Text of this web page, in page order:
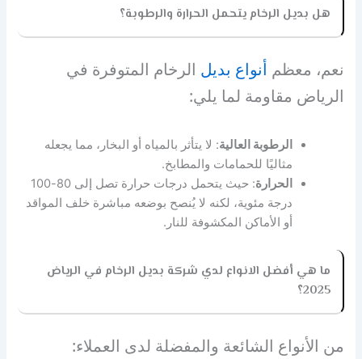
هل بديل الرخام يتحمل الحرارة والرطوبة؟
نعم، معظم أنواع بديل الرخام المتوفرة في
الرياض مقاومة لما يلي:
الرطوبة العالية: لا يتأثر بالمياه أو البخار، مما يجعله
مثاليًا للحمامات والمطابخ.
الحرارة
: حيث يتحمل درجات حرارة تصل إلى 80-100
درجة مئوية، لكنه لا يُنصح بوضعه مباشرة خلف المواقد
أو الأماكن المكشوفة للنار.
ما هي أفضل الانواع لدي شركة بديل الرخام في الرياض
2025؟
من الأنواع الشائعة والمفضلة لدى العملاء: